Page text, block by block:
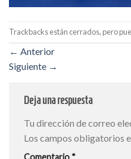
Trackbacks están cerrados, pero
← Anterior
Siguiente →
Deja una respuesta
Tu dirección de correo
Los campos obligatorios
Comentario *